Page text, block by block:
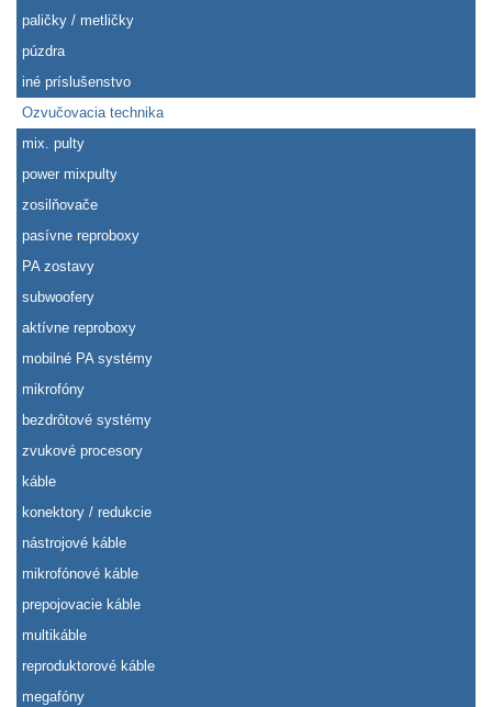
paličky / metličky
púzdra
iné príslušenstvo
Ozvučovacia technika
mix. pulty
power mixpulty
zosilňovače
pasívne reproboxy
PA zostavy
subwoofery
aktívne reproboxy
mobilné PA systémy
mikrofóny
bezdrôtové systémy
zvukové procesory
káble
konektory / redukcie
nástrojové káble
mikrofónové káble
prepojovacie káble
multikáble
reproduktorové káble
megafóny